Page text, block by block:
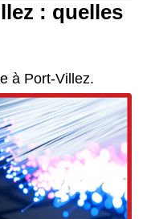
: quelles
à Port-Villez.